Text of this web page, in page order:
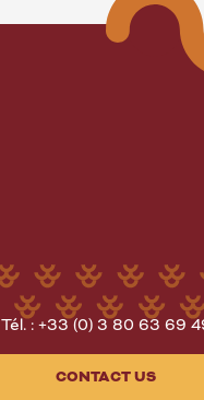
Tél. : +33 (0) 3 80 63 69
CONTACT US